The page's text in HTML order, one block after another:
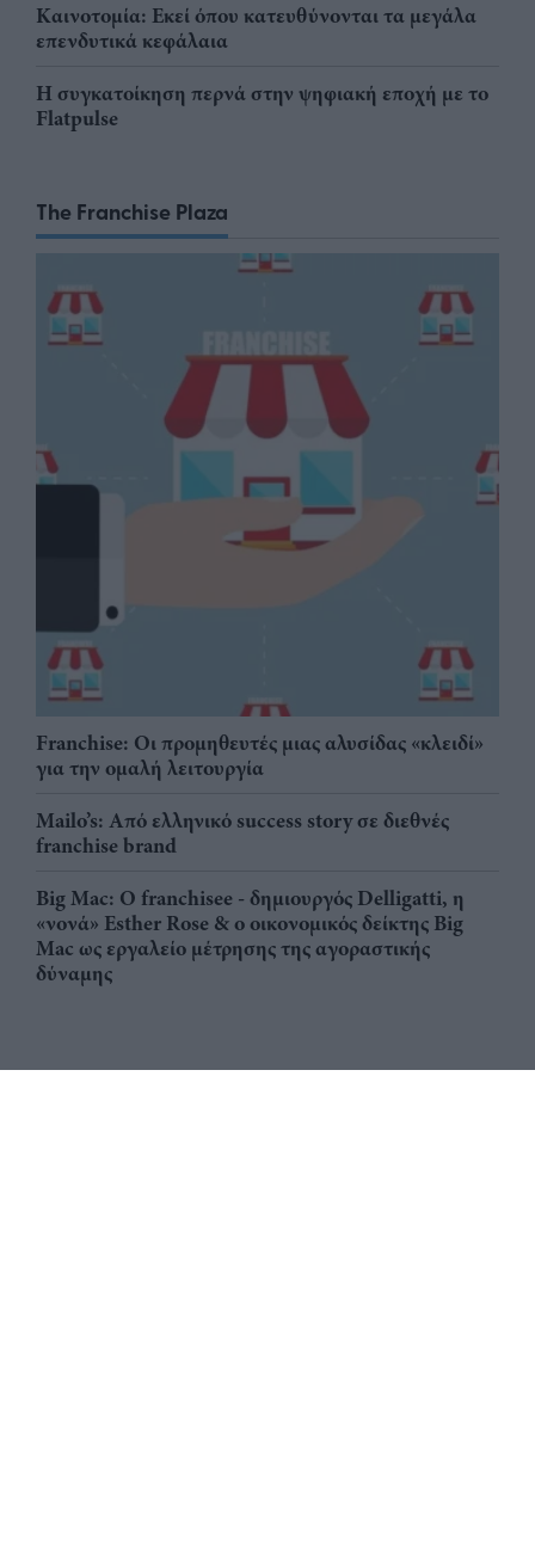
Καινοτομία: Εκεί όπου κατευθύνονται τα μεγάλα
επενδυτικά κεφάλαια
Η συγκατοίκηση περνά στην ψηφιακή εποχή με το
Flatpulse
The Franchise Plaza
Franchise: Οι προμηθευτές μιας αλυσίδας «κλειδί»
για την ομαλή λειτουργία
Mailo’s: Από ελληνικό success story σε διεθνές
franchise brand
Big Mac: Ο franchisee - δημιουργός Delligatti, η
«νονά» Esther Rose & ο οικονομικός δείκτης Big
Mac ως εργαλείο μέτρησης της αγοραστικής
δύναμης